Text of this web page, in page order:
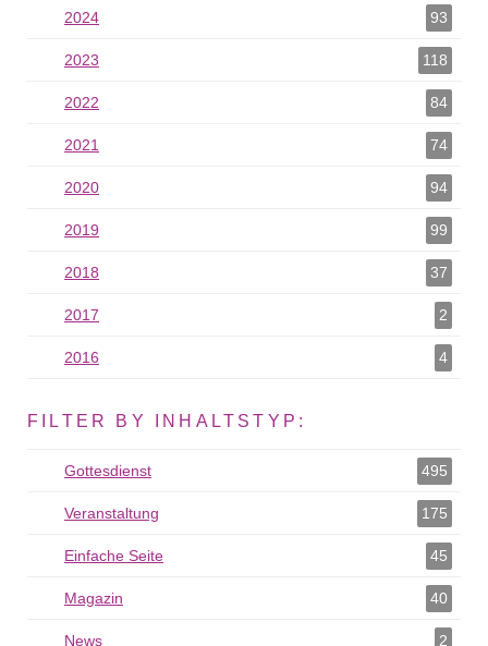
2024 93
2023 118
2022 84
2021 74
2020 94
2019 99
2018 37
2017 2
2016 4
FILTER BY INHALTSTYP:
Gottesdienst 495
Veranstaltung 175
Einfache Seite 45
Magazin 40
News 2